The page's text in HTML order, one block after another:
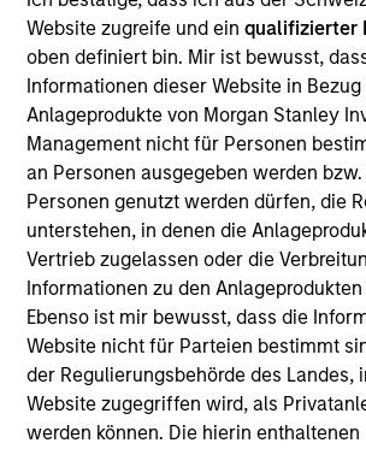
Website zugreife und ein qualifizierter
oben definiert bin. Mir ist bewusst,
Informationen dieser Website in
Anlageprodukte von Morgan Stanley
Management nicht für Personen
an Personen ausgegeben werden
Personen genutzt werden dürfen, die
unterstehen, in denen die
Vertrieb zugelassen oder die
Informationen zu den
Ebenso ist mir bewusst, dass die
Website nicht für Parteien bestimmt
der Regulierungsbehörde des Landes,
Website zugegriffen wird, als
werden können. Die hierin
Strategic Purchase
Provider of cloud-managed enterprise
large- and medium-sized enterprises,
primary schools.
View Site
Investment Team
Morgan Stanley Expansion